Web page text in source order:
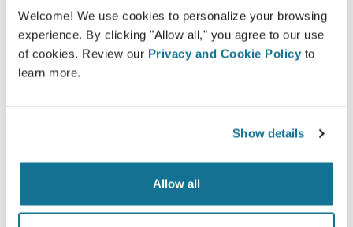
Welcome! We use cookies to personalize your browsing
experience. By clicking "Allow all," you agree to our use
of cookies. Review our Privacy and Cookie Policy to
learn more.
Show details
Allow all
Crisalix ให้คำสัญญาว่าข้อมูลของคุณจะเป็นความลับ